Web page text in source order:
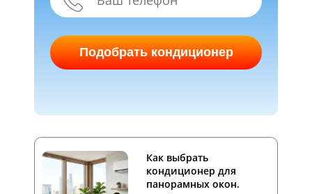
Подобрать кондиционер
Как выбрать
кондиционер для
панорамных окон.